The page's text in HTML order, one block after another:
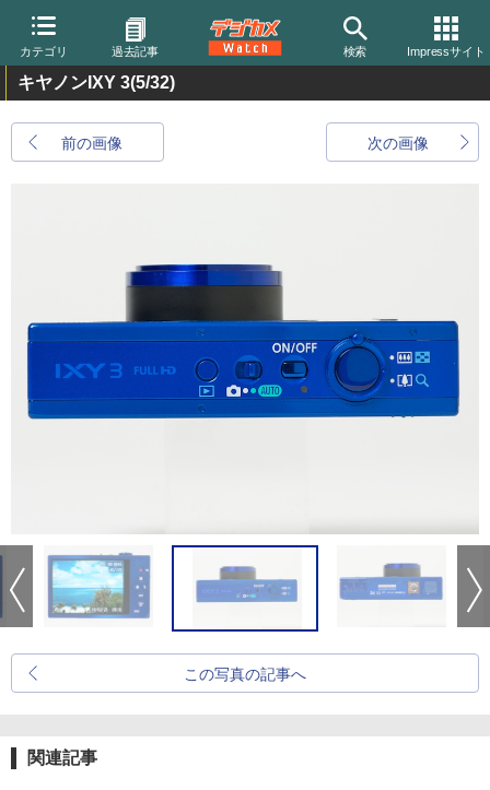
カテゴリ 過去記事 検索 Impressサイト
キヤノンIXY 3(5/32)
前の画像 次の画像
この写真の記事へ
関連記事